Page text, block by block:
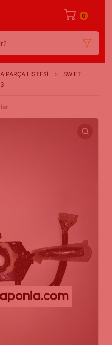
0
PARÇA LİSTESİ
SWIFT